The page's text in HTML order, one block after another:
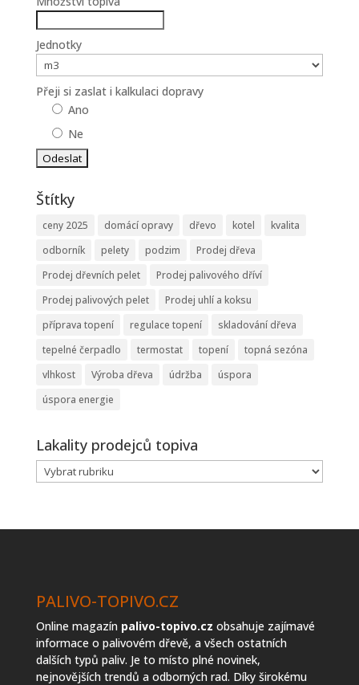
Jednotky
Přeji si zaslat i kalkulaci dopravy
Ano
Ne
Štítky
ceny 2025 domácí opravy dřevo kotel
kvalita
odborník
pelety podzim
Prodej dřeva
Prodej dřevních pelet
Prodej palivového dříví
Prodej palivových pelet
Prodej uhlí a koksu
příprava topení
regulace topení
skladování dřeva
tepelné čerpadlo
termostat topení
topná sezóna
vlhkost
Výroba dřeva údržba
úspora
úspora energie
Lakality prodejců topiva
Lakality
prodejců
PALIVO-TOPIVO.CZ
Online magazín palivo-topivo.cz obsahuje zajímavé
informace o palivovém dřevě, a všech ostatních
dalších typů paliv. Je to místo plné novinek,
nejnovějších trendů a odborných rad. Díky širokému